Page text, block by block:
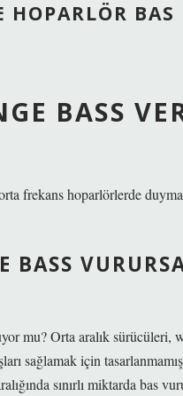
HOPARLÖR BAS
BASS
frekans hoparlörlerde
BASS
mu? Orta aralık sürücüleri,
sağlamak için
sınırlı miktarda bas